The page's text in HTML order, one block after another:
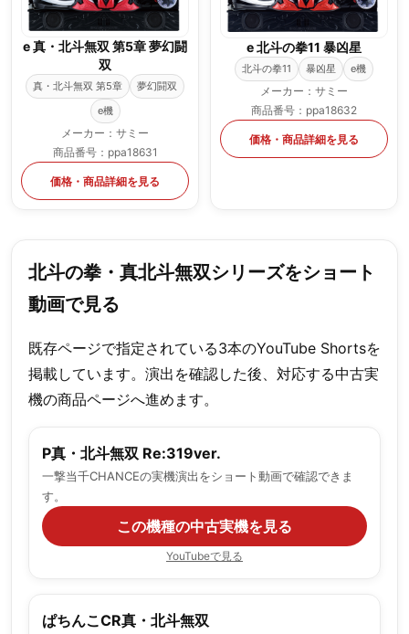
e 真・北斗無双 第5章 夢幻闘
双
真・北斗無双 第5章
夢幻闘双
e機
メーカー：サミー
商品番号：ppa18631
価格・商品詳細を見る
e 北斗の拳11 暴凶星
北斗の拳11 暴凶星 e機
メーカー：サミー
商品番号：ppa18632
価格・商品詳細を見る
北斗の拳・真北斗無双シリーズをショート
動画で見る
既存ページで指定されている3本のYouTube Shortsを
掲載しています。演出を確認した後、対応する中古実
機の商品ページへ進めます。
P真・北斗無双 Re:319ver.
一撃当千CHANCEの実機演出をショート動画で確認できま
す。
この機種の中古実機を見る
YouTubeで見る
ぱちんこCR真・北斗無双